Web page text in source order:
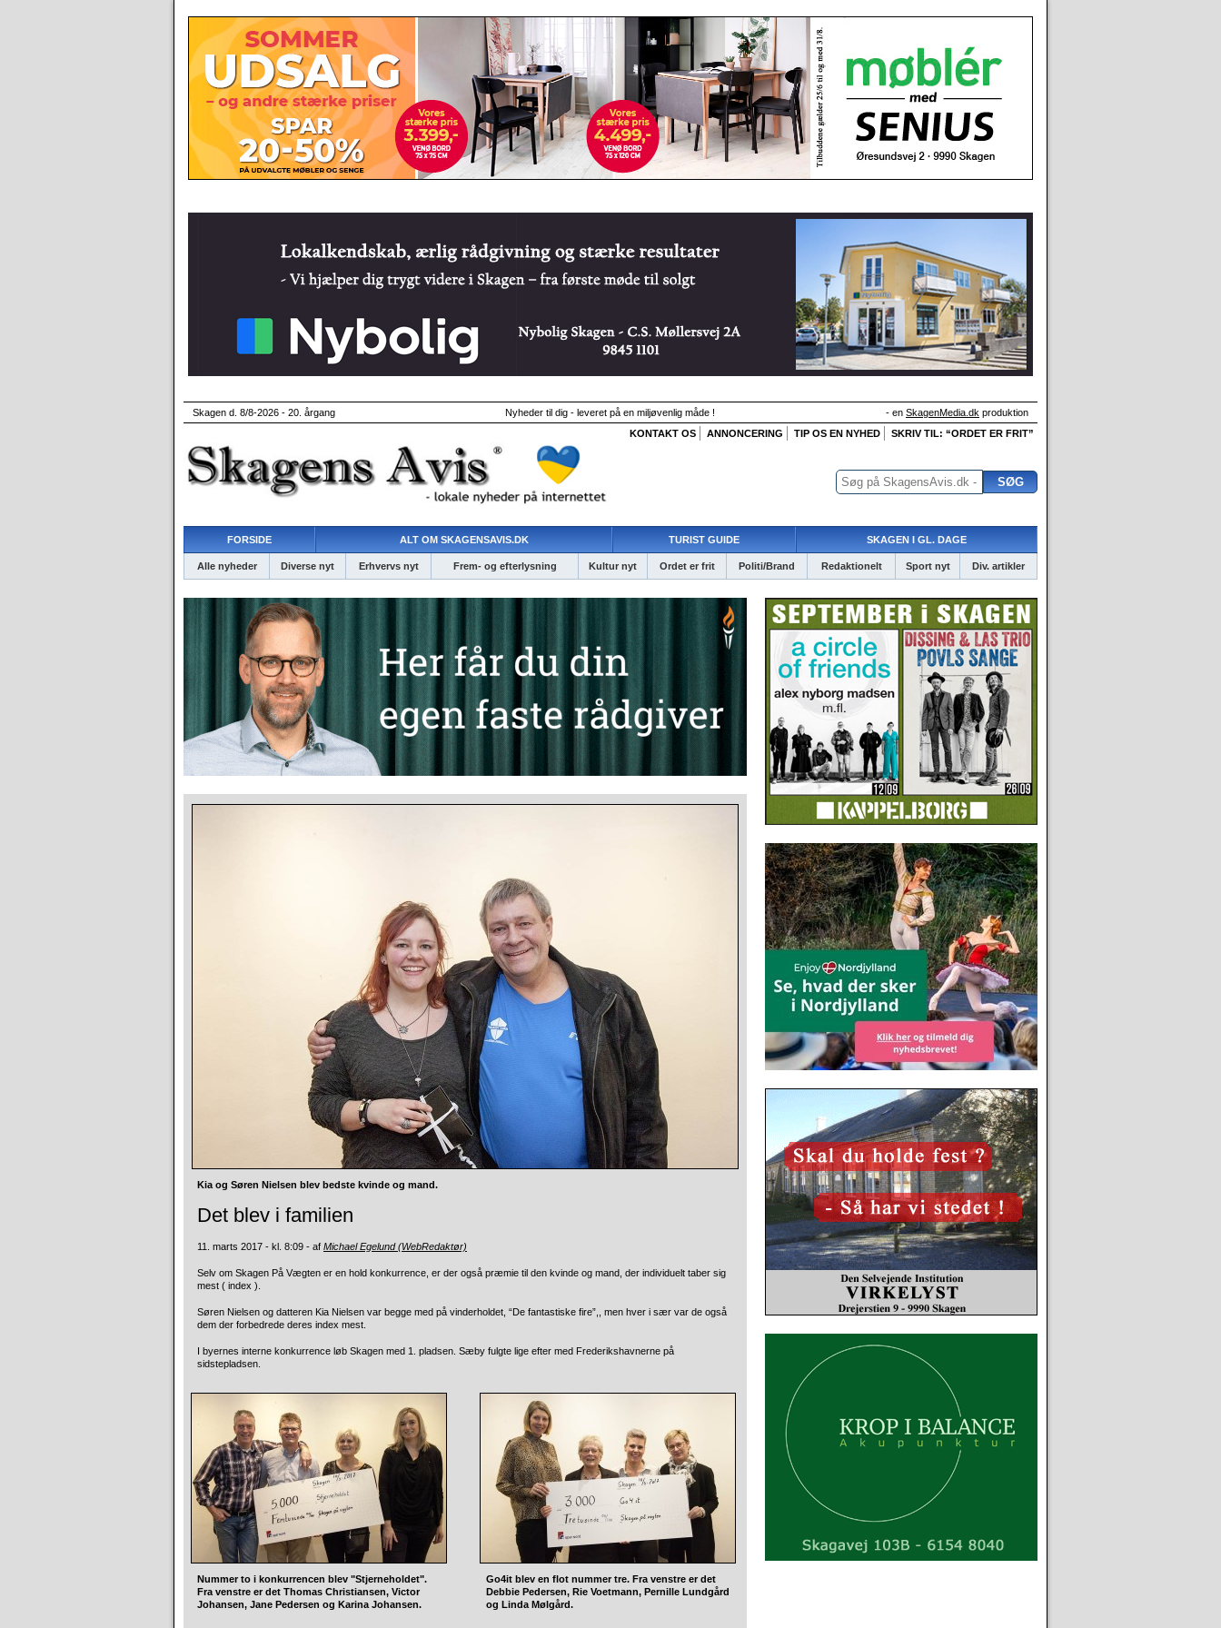
Skagen d. 8/8-2026 - 20. årgang Nyheder til dig - leveret på en miljøvenlig måde ! - en SkagenMedia.dk produktion
KONTAKT OS
ANNONCERING TIP OS EN NYHED SKRIV TIL: “ORDET ER FRIT”
FORSIDE ALT OM SKAGENSAVIS.DK TURIST GUIDE SKAGEN I GL. DAGE
Alle nyheder Diverse nyt Erhvervs nyt Frem- og efterlysning Kultur nyt Ordet er frit Politi/Brand Redaktionelt Sport nyt Div. artikler
Kia og Søren Nielsen blev bedste kvinde og mand.
Det blev i familien
11. marts 2017 - kl. 8:09 - af Michael Egelund (WebRedaktør)
Selv om Skagen På Vægten er en hold konkurrence, er der også præmie til den kvinde og mand, der individuelt taber sig
mest ( index ).
Søren Nielsen og datteren Kia Nielsen var begge med på vinderholdet, “De fantastiske fire”,, men hver i sær var de også
dem der forbedrede deres index mest.
I byernes interne konkurrence løb Skagen med 1. pladsen. Sæby fulgte lige efter med Frederikshavnerne på
sidstepladsen.
Nummer to i konkurrencen blev "Stjerneholdet".
Fra venstre er det Thomas Christiansen, Victor
Johansen, Jane Pedersen og Karina Johansen.
Go4it blev en flot nummer tre. Fra venstre er det
Debbie Pedersen, Rie Voetmann, Pernille Lundgård
og Linda Mølgård.